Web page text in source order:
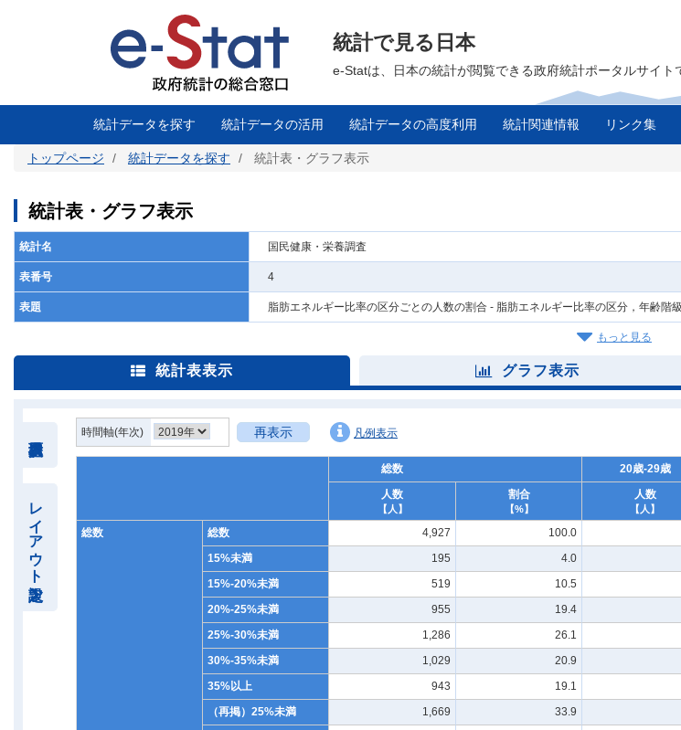
に
統計で見る日本
e-Statは、日本の統計が閲覧できる政府統計ポータルサイト
統計データを探す 統計データの活用 統計データの高度利用 統計関連情報 リンク集
トップページ 統計データを探す 統計表・グラフ表示
統計表・グラフ表示
統計名 国民健康・栄養調査
表番号 4
表題 脂肪エネルギー比率の区分ごとの人数の割合 - 脂肪エネルギー比率の区分，年齢階
もっと見る
統計表表示 グラフ表示
レイアウト設定
時間軸(年次) 再表示 凡例表示
総数 20歳-29歳
人数
【人】
割合
【%】
人数
【人】
総数 総数 4,927 100.0
15%未満
195 4.0
15%-20%未満
519 10.5
20%-25%未満
955 19.4
25%-30%未満
1,286 26.1
30%-35%未満
1,029 20.9
35%以上
943 19.1
（再掲）25%未満
1,669 33.9